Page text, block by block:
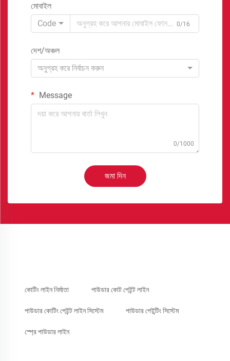
মোবাইল
Code
0/16
দেশ/অঞ্চল
অনুগ্রহ করে নির্বাচন করুন
Message
0/1000
জমা দিন
কোটিং লাইন নির্মাতা পাউডার কোট পেইন্ট লাইন
পাউডার কোটিং পেইন্ট লাইন সিস্টেম পাউডার পেইন্টিং সিস্টেম
স্প্রে পাউডার লাইন